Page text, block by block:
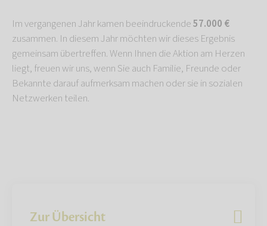
Im vergangenen Jahr kamen beeindruckende57.000 €
zusammen. In diesem Jahr möchten wir dieses Ergebnis
gemeinsam übertreffen. Wenn Ihnen die Aktion am Herzen
liegt, freuen wir uns, wenn Sie auch Familie, Freunde oder
Bekannte darauf aufmerksam machen oder sie in sozialen
Netzwerken teilen.
Zur Übersicht